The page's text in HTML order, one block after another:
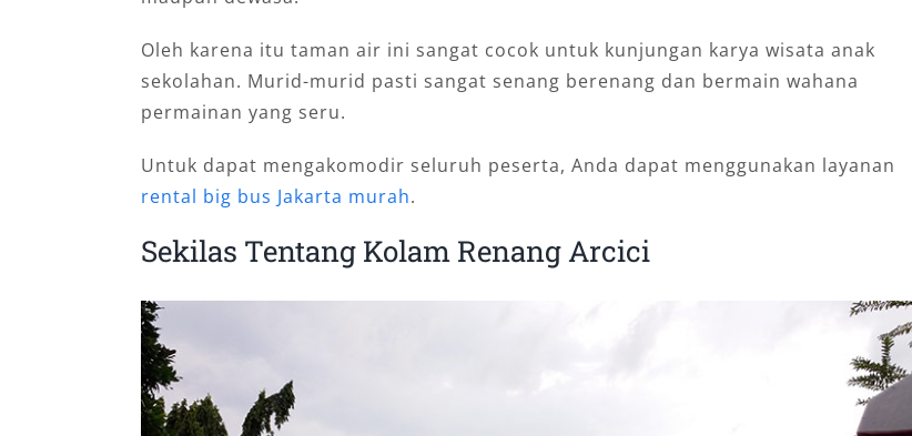
Oleh karena itu taman air ini sangat cocok untuk kunjungan karya wisata anak
sekolahan. Murid-murid pasti sangat senang berenang dan bermain wahana
permainan yang seru.
Untuk dapat mengakomodir seluruh peserta, Anda dapat menggunakan layanan
rental big bus Jakarta murah.
Sekilas Tentang Kolam Renang Arcici